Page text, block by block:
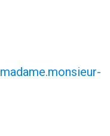
madame.monsieur-